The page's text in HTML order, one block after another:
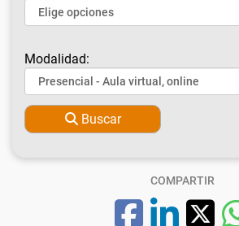
Modalidad:
Buscar
COMPARTIR